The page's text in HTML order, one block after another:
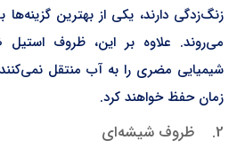
زنگ‌زدگی دارند، یکی از بهترین
می‌روند. علاوه بر این، ظروف
شیمیایی مضری را به آب منتقل
زمان حفظ خواهند کرد.
2. ظروف شیشه‌ای